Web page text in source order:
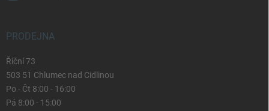
PRODEJNA
Říční 73
503 51 Chlumec nad Cidlinou
Po - Čt 8:00 - 16:00
Pá 8:00 - 15:00